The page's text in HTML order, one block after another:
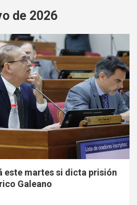
de 2026
este martes si dicta prisión
Galeano